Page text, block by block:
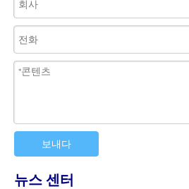
보내다
뉴스 센터